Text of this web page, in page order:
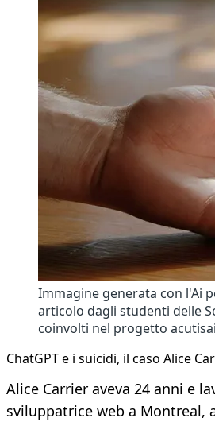
Immagine generata con l'Ai
articolo dagli studenti delle
coinvolti nel progetto
ChatGPT e i suicidi, il caso Alice
Alice Carrier aveva 24 anni e
sviluppatrice web a Montreal,